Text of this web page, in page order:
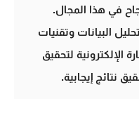
في هذا المجال.
البيانات وتقنيات
الإلكترونية لتحقيق
نتائج إيجابية.